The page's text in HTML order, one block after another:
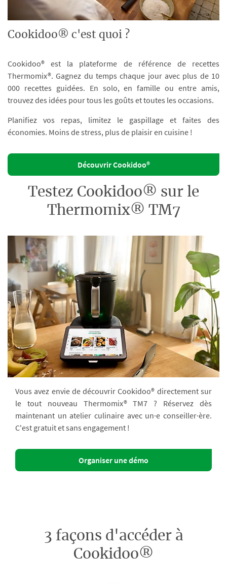
Cookidoo® c'est quoi ?
Cookidoo® est la plateforme de référence de recettes
Thermomix®. Gagnez du temps chaque jour avec plus de 10
000 recettes guidées. En solo, en famille ou entre amis,
trouvez des idées pour tous les goûts et toutes les occasions.
Planifiez vos repas, limitez le gaspillage et faites des
économies. Moins de stress, plus de plaisir en cuisine !
Découvrir Cookidoo®
Testez Cookidoo® sur le
Thermomix® TM7
Vous avez envie de découvrir Cookidoo® directement sur
le tout nouveau Thermomix® TM7 ? Réservez dès
maintenant un atelier culinaire avec un·e conseiller·ère.
C'est gratuit et sans engagement !
Organiser une démo
3 façons d'accéder à
Cookidoo®